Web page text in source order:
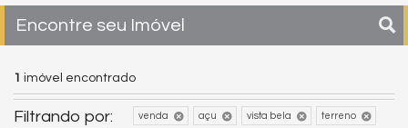
Encontre seu Imóvel
1 imóvel encontrado
Filtrando por: venda açu vista bela terreno